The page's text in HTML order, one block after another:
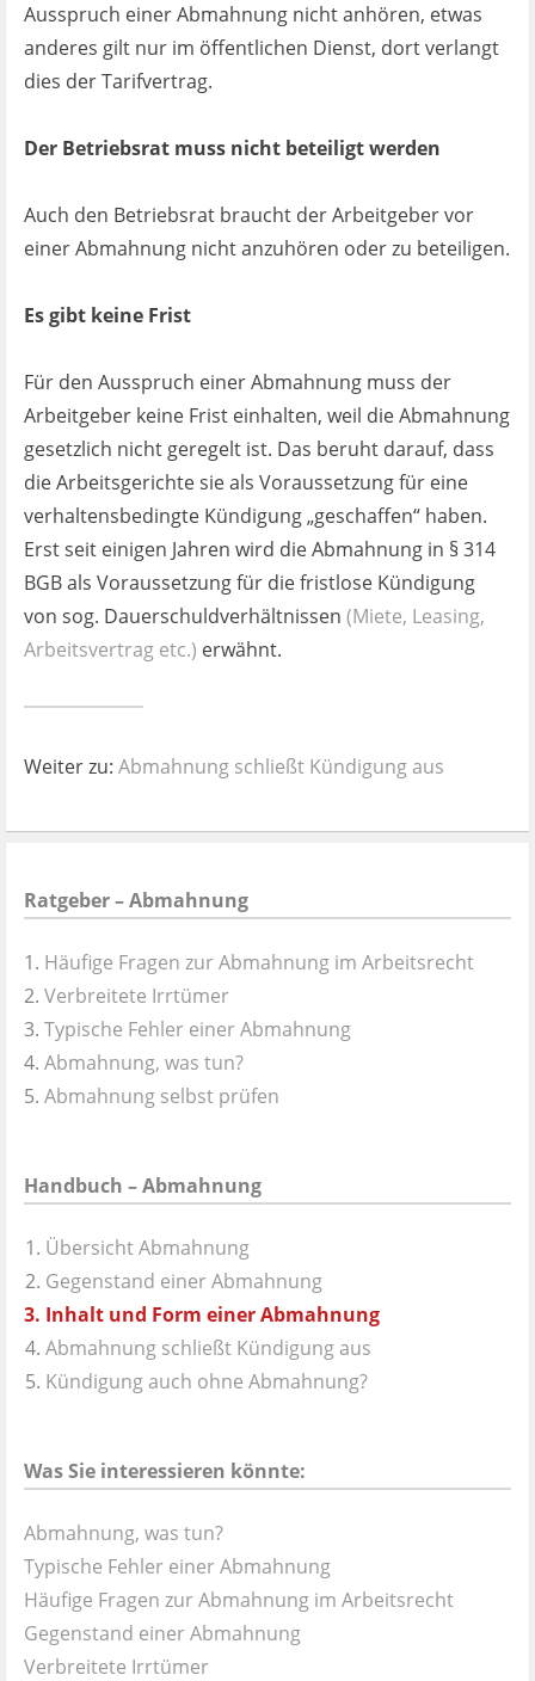
Ausspruch einer Abmahnung nicht anhören, etwas
anderes gilt nur im öffentlichen Dienst, dort verlangt
dies der Tarifvertrag.
Der Betriebsrat muss nicht beteiligt werden
Auch den Betriebsrat braucht der Arbeitgeber vor
einer Abmahnung nicht anzuhören oder zu beteiligen.
Es gibt keine Frist
Für den Ausspruch einer Abmahnung muss der
Arbeitgeber keine Frist einhalten, weil die Abmahnung
gesetzlich nicht geregelt ist. Das beruht darauf, dass
die Arbeitsgerichte sie als Voraussetzung für eine
verhaltensbedingte Kündigung „geschaffen“ haben.
Erst seit einigen Jahren wird die Abmahnung in § 314
BGB als Voraussetzung für die fristlose Kündigung
von sog. Dauerschuldverhältnissen (Miete, Leasing,
Arbeitsvertrag etc.) erwähnt.
Weiter zu: Abmahnung schließt Kündigung aus
Ratgeber – Abmahnung
Häufige Fragen zur Abmahnung im Arbeitsrecht
Verbreitete Irrtümer
Typische Fehler einer Abmahnung
Abmahnung, was tun?
Abmahnung selbst prüfen
Handbuch – Abmahnung
Übersicht Abmahnung
Gegenstand einer Abmahnung
Inhalt und Form einer Abmahnung
Abmahnung schließt Kündigung aus
Kündigung auch ohne Abmahnung?
Was Sie interessieren könnte:
Abmahnung, was tun?
Typische Fehler einer Abmahnung
Häufige Fragen zur Abmahnung im Arbeitsrecht
Gegenstand einer Abmahnung
Verbreitete Irrtümer